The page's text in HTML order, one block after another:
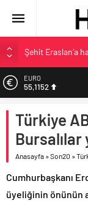
Malatya’da
BAU Tıp’tan
İzmit
EURO
55,1152
6.529,72
BİST
13.703,13
47,5844
Türkiye
Bursalılar
Anasayfa »Son20 »
Cumhurbaşkanı
üyeliğinin önünün